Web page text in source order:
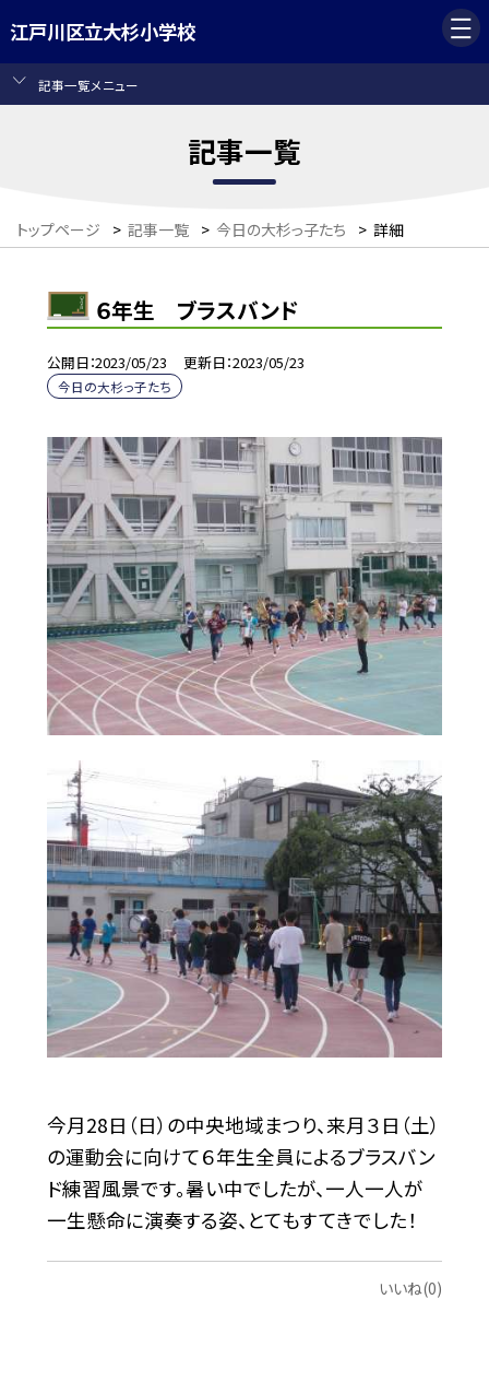
江戸川区立大杉小学校
記事一覧メニュー
記事一覧
トップページ > 記事一覧 > 今日の大杉っ子たち > 詳細
６年生 ブラスバンド
公開日 2023/05/23 更新日 2023/05/23
今日の大杉っ子たち
今月28日（日）の中央地域まつり、来月３日（土）
の運動会に向けて６年生全員によるブラスバン
ド練習風景です。暑い中でしたが、一人一人が
一生懸命に演奏する姿、とてもすてきでした！
いいね(0)